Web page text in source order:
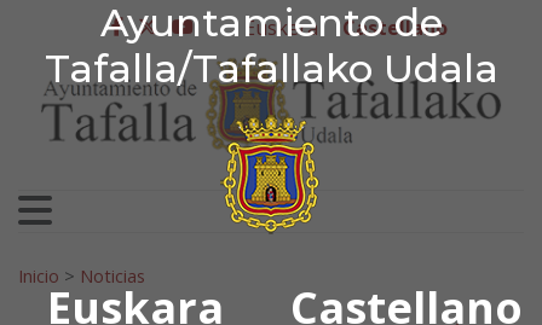
Ayuntamiento de
Tafalla/Tafallako Udala
Euskara Castellano
Ir al contenido
Ayuntamiento de
facebook
twitter
youtube
Euskera Castellano
Search for:
Inicio > Noticias